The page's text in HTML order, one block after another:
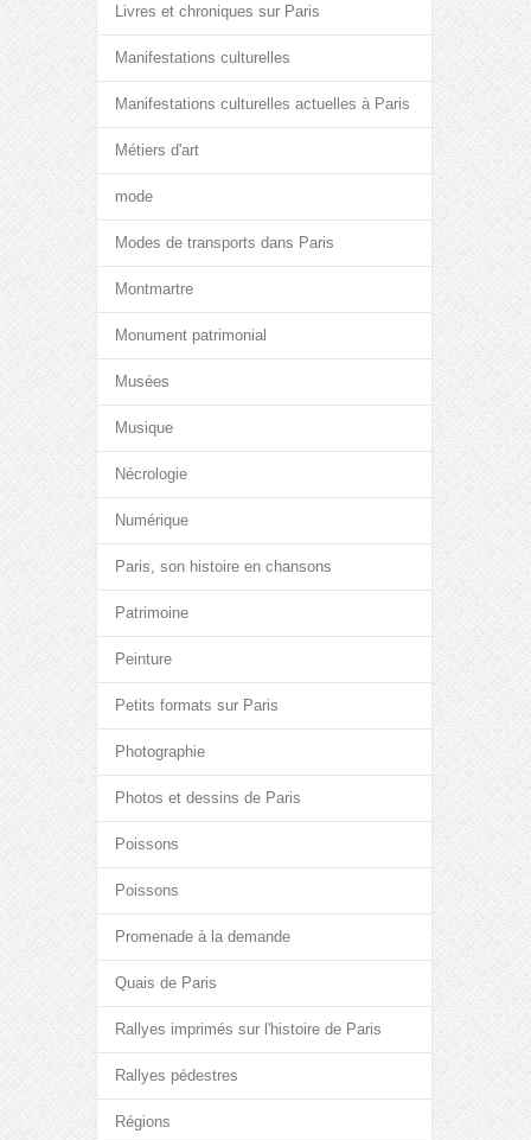
Livres et chroniques sur Paris
Manifestations culturelles
Manifestations culturelles actuelles à Paris
Métiers d'art
mode
Modes de transports dans Paris
Montmartre
Monument patrimonial
Musées
Musique
Nécrologie
Numérique
Paris, son histoire en chansons
Patrimoine
Peinture
Petits formats sur Paris
Photographie
Photos et dessins de Paris
Poissons
Poissons
Promenade à la demande
Quais de Paris
Rallyes imprimés sur l'histoire de Paris
Rallyes pédestres
Régions